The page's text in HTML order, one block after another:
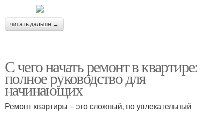
читать дальше →
С чего начать ремонт в квартире:
полное руководство для
начинающих
Ремонт квартиры – это сложный, но увлекательный